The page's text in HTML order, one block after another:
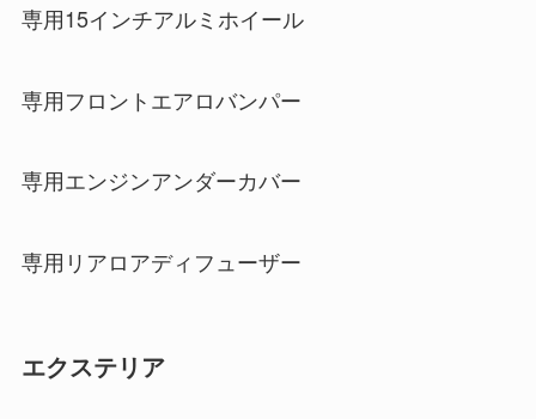
専用15インチアルミホイール
専用フロントエアロバンパー
専用エンジンアンダーカバー
専用リアロアディフューザー
エクステリア